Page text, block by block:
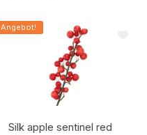
Artikelcode:
Angebot!
Silk apple sentinel red